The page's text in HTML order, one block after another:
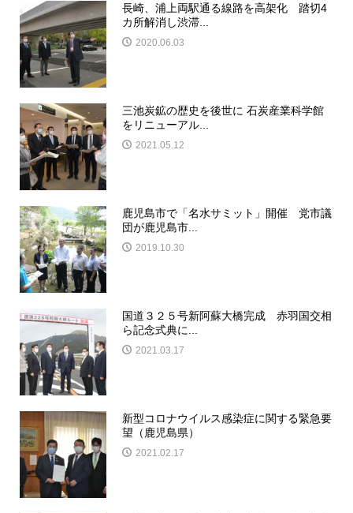
長崎、浦上両駅通る線路を高架化 踏切4
カ所解消し渋滞...
2020.06.03
三池炭鉱の歴史を後世に 石炭産業科学館
をリニューアル...
2021.05.12
鹿児島市で「名水サミット」開催 党市議
団が鹿児島市...
2019.10.30
国道３２５号新阿蘇大橋完成 赤羽国交相
ら記念式典に...
2021.03.17
新型コロナウイルス感染症に関する緊急要
望（鹿児島県）
2021.02.17